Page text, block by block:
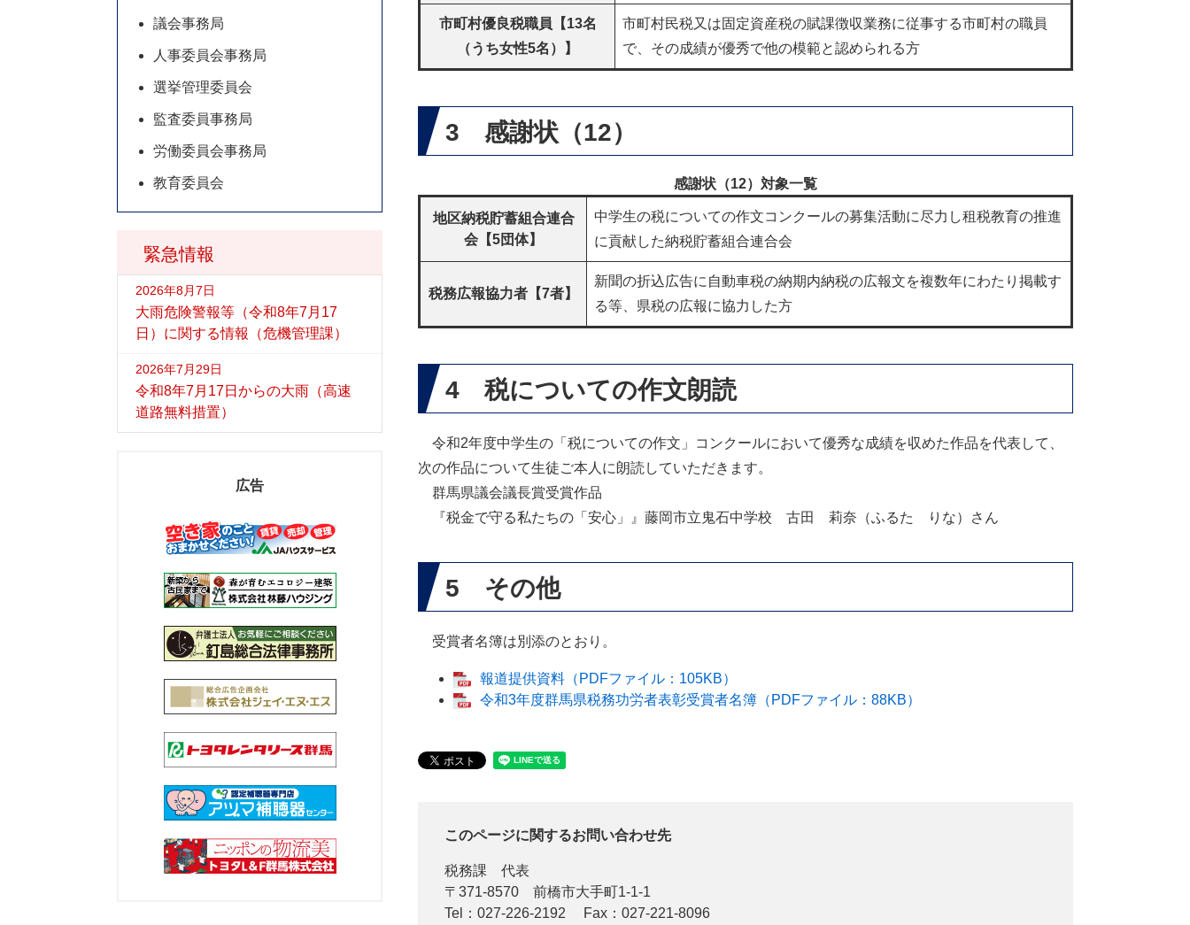
市町村優良税職員【13名
（うち女性5名）】
市町村民税又は固定資産税の賦課徴収業務に従事する市町村の職員
で、その成績が優秀で他の模範と認められる方
3 感謝状（12）
感謝状（12）対象一覧
地区納税貯蓄組合連合
会【5団体】
中学生の税についての作文コンクールの募集活動に尽力し租税教育の推進
に貢献した納税貯蓄組合連合会
税務広報協力者【7者】
新聞の折込広告に自動車税の納期内納税の広報文を複数年にわたり掲載す
る等、県税の広報に協力した方
4 税についての作文朗読
令和2年度中学生の「税についての作文」コンクールにおいて優秀な成績を収めた作品を代表して、
次の作品について生徒ご本人に朗読していただきます。
群馬県議会議長賞受賞作品
『税金で守る私たちの「安心」』藤岡市立鬼石中学校 古田 莉奈（ふるた りな）さん
5 その他
受賞者名簿は別添のとおり。
報道提供資料（PDFファイル：105KB）
令和3年度群馬県税務功労者表彰受賞者名簿（PDFファイル：88KB）
このページに関するお問い合わせ先
税務課
代表
〒371-8570
前橋市大手町1-1-1
Tel：027-226-2192
Fax：027-221-8096
緊急情報
2026年8月7日
大雨危険警報等（令和8年7月17
日）に関する情報（危機管理課）
2026年7月29日
令和8年7月17日からの大雨（高速
道路無料措置）
議会事務局
人事委員会事務局
選挙管理委員会
監査委員事務局
労働委員会事務局
教育委員会
広告